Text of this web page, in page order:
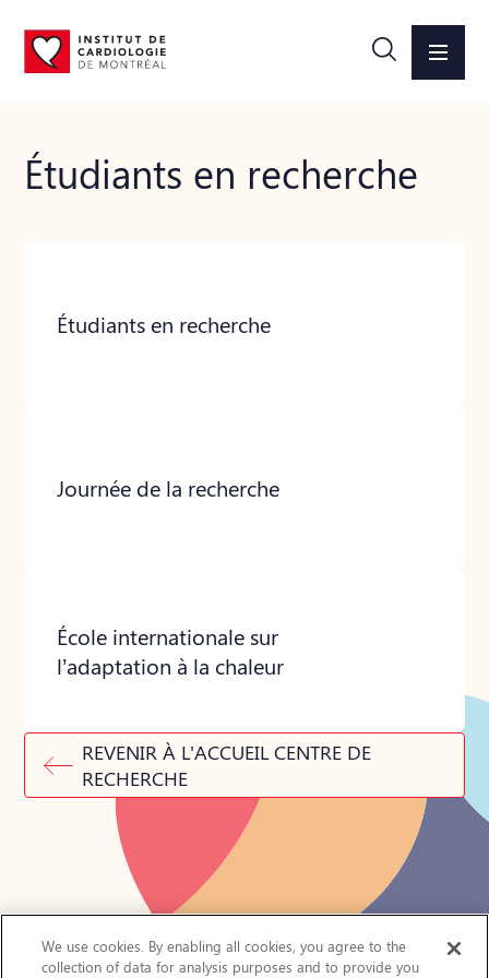
Étudiants en recherche
Étudiants en recherche
Journée de la recherche
École internationale sur
l’adaptation à la chaleur
REVENIR À L'ACCUEIL CENTRE DE
RECHERCHE
We use cookies. By enabling all cookies, you agree to the
collection of data for analysis purposes and to provide you